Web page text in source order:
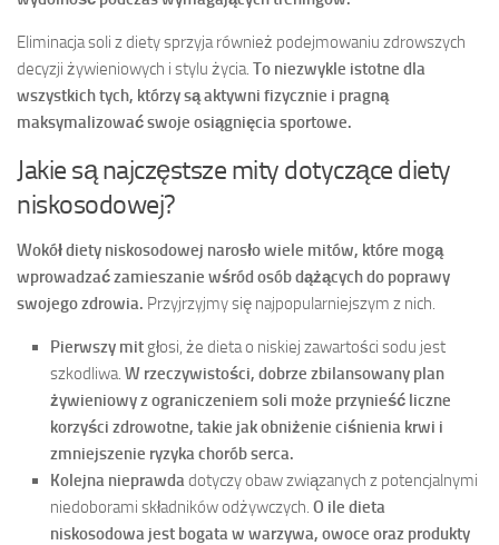
Eliminacja soli z diety sprzyja również podejmowaniu zdrowszych
decyzji żywieniowych i stylu życia. To niezwykle istotne dla
wszystkich tych, którzy są aktywni fizycznie i pragną
maksymalizować swoje osiągnięcia sportowe.
Jakie są najczęstsze mity dotyczące diety
niskosodowej?
Wokół diety niskosodowej narosło wiele mitów, które mogą
wprowadzać zamieszanie wśród osób dążących do poprawy
swojego zdrowia. Przyjrzyjmy się najpopularniejszym z nich.
Pierwszy mit głosi, że dieta o niskiej zawartości sodu jest
szkodliwa. W rzeczywistości, dobrze zbilansowany plan
żywieniowy z ograniczeniem soli może przynieść liczne
korzyści zdrowotne, takie jak obniżenie ciśnienia krwi i
zmniejszenie ryzyka chorób serca.
Kolejna nieprawdadotyczy obaw związanych z potencjalnymi
niedoborami składników odżywczych. O ile dieta
niskosodowa jest bogata w warzywa, owoce oraz produkty